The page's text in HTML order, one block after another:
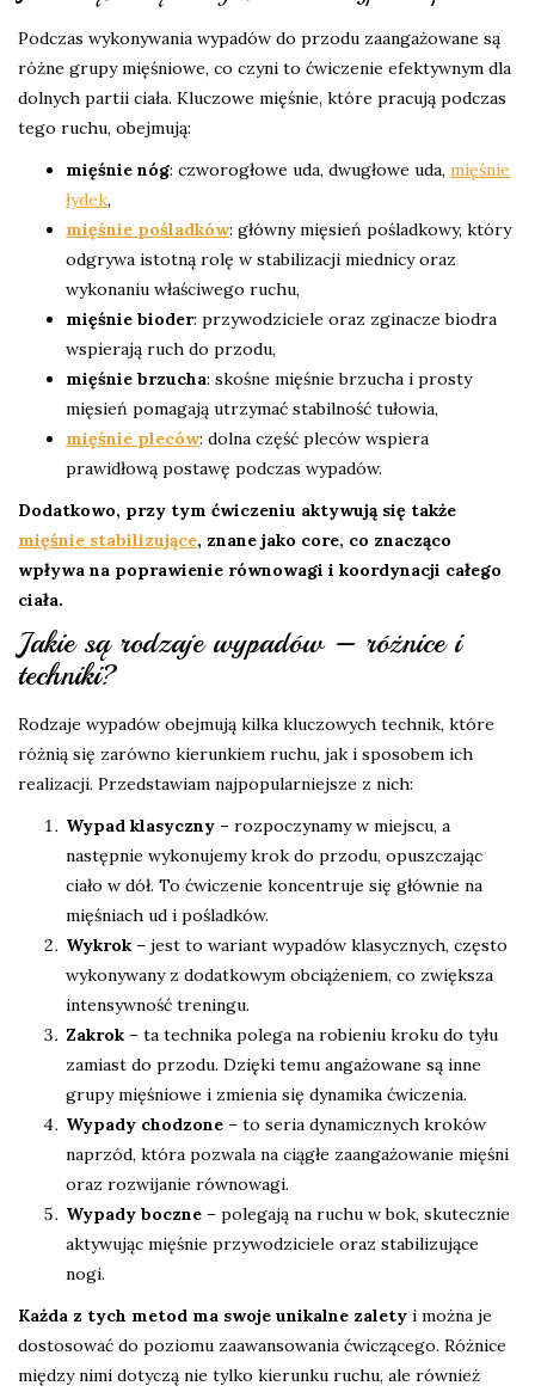
Podczas wykonywania wypadów do przodu zaangażowane są
różne grupy mięśniowe, co czyni to ćwiczenie efektywnym dla
dolnych partii ciała. Kluczowe mięśnie, które pracują podczas
tego ruchu, obejmują:
mięśnie nóg: czworogłowe uda, dwugłowe uda, mięśnie
łydek,
mięśnie pośladków: główny mięsień pośladkowy, który
odgrywa istotną rolę w stabilizacji miednicy oraz
wykonaniu właściwego ruchu,
mięśnie bioder: przywodziciele oraz zginacze biodra
wspierają ruch do przodu,
mięśnie brzucha: skośne mięśnie brzucha i prosty
mięsień pomagają utrzymać stabilność tułowia,
mięśnie pleców: dolna część pleców wspiera
prawidłową postawę podczas wypadów.
Dodatkowo, przy tym ćwiczeniu aktywują się także
mięśnie stabilizujące, znane jako core, co znacząco
wpływa na poprawienie równowagi i koordynacji całego
ciała.
Jakie są rodzaje wypadów – różnice i
techniki?
Rodzaje wypadów obejmują kilka kluczowych technik, które
różnią się zarówno kierunkiem ruchu, jak i sposobem ich
realizacji. Przedstawiam najpopularniejsze z nich:
Wypad klasyczny – rozpoczynamy w miejscu, a
następnie wykonujemy krok do przodu, opuszczając
ciało w dół. To ćwiczenie koncentruje się głównie na
mięśniach ud i pośladków.
Wykrok – jest to wariant wypadów klasycznych, często
wykonywany z dodatkowym obciążeniem, co zwiększa
intensywność treningu.
Zakrok – ta technika polega na robieniu kroku do tyłu
zamiast do przodu. Dzięki temu angażowane są inne
grupy mięśniowe i zmienia się dynamika ćwiczenia.
Wypady chodzone – to seria dynamicznych kroków
naprzód, która pozwala na ciągłe zaangażowanie mięśni
oraz rozwijanie równowagi.
Wypady boczne – polegają na ruchu w bok, skutecznie
aktywując mięśnie przywodziciele oraz stabilizujące
nogi.
Każda z tych metod ma swoje unikalne zalety i można je
dostosować do poziomu zaawansowania ćwiczącego. Różnice
między nimi dotyczą nie tylko kierunku ruchu, ale również